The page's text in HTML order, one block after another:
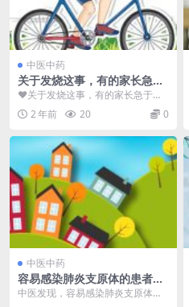
中医中药
关于发烧这事，有的家长急于
退烧，各种药物一起上
❤关于发烧这事，有的家长急于退
烧，各种药物一起上，岂不知给孩
子留下的隐患远远大于...
2 年前 20 0
中医中药
容易感染肺炎支原体的患者大
多数都是脾虚有湿
中医发现，容易感染肺炎支原体的